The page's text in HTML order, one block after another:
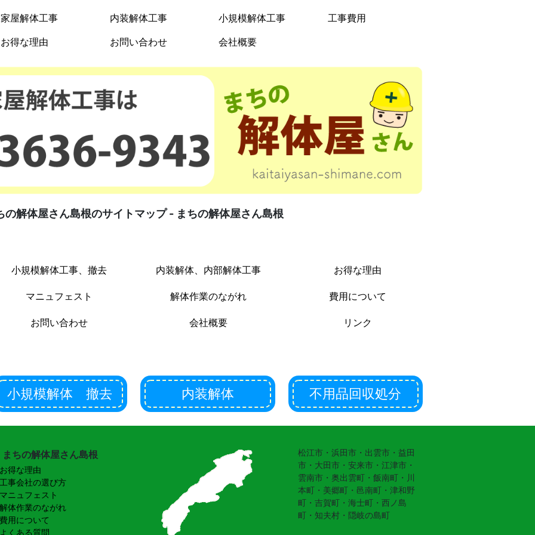
家屋解体工事 内装解体工事 小規模解体工事
工事費用
お得な理由
お問い合わせ 会社概要
の解体屋さん島根のサイトマップ - まちの解体屋さん島根
小規模解体工事、撤去 内装解体、内部解体工事 お得な理由
マニュフェスト 解体作業のながれ 費用について
お問い合わせ 会社概要 リンク
小規模解体 撤去 内装解体 不用品回収処分
まちの解体屋さん島根
お得な理由
工事会社の選び方
マニュフェスト
解体作業のながれ
費用について
よくある質問
松江市・浜田市・出雲市・益田
市・大田市・安来市・江津市・
雲南市・奥出雲町・飯南町・川
本町・美郷町・邑南町・津和野
町・吉賀町・海士町・西ノ島
町・知夫村・隠岐の島町